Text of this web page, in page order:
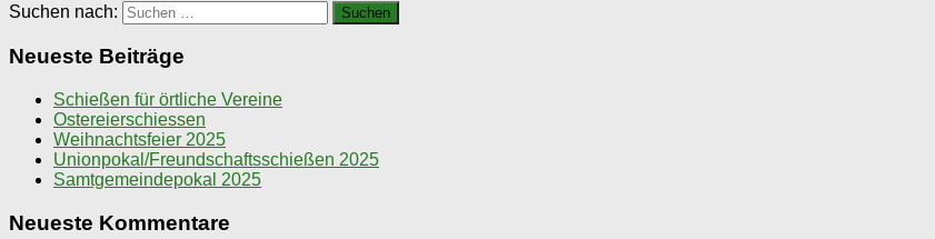
Suchen nach:
Neueste Beiträge
Schießen für örtliche Vereine
Ostereierschiessen
Weihnachtsfeier 2025
Unionpokal/Freundschaftsschießen 2025
Samtgemeindepokal 2025
Neueste Kommentare